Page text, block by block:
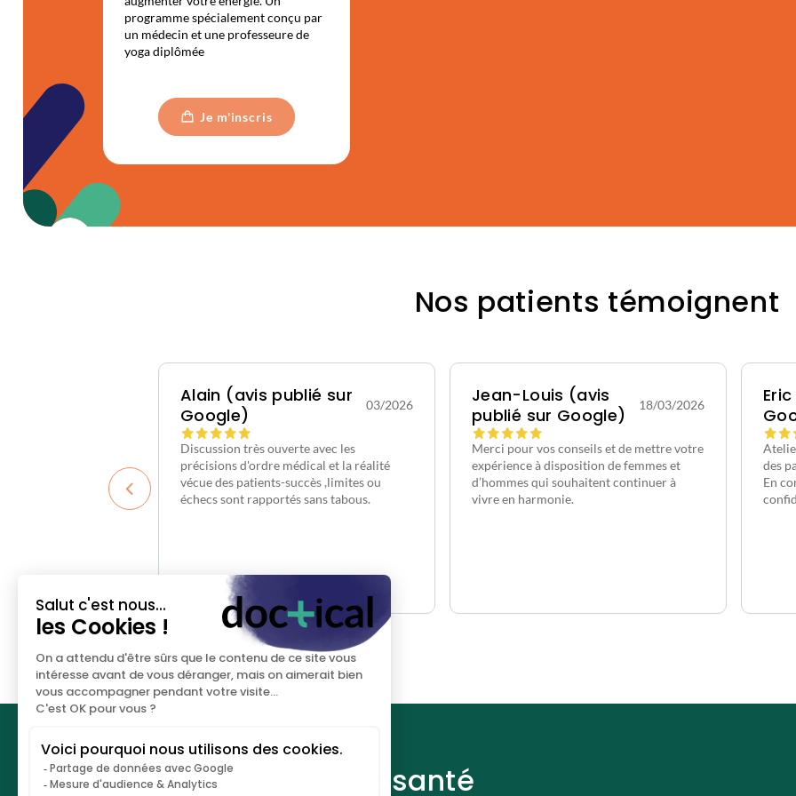
programme spécialement conçu par
un médecin et une professeure de
yoga diplômée
Nos patients témoignent
les discussions
Alain (avis publié sur
Google)
03/2026
Discussion très ouverte avec les
précisions d'ordre médical et la réalité
vécue des patients-succès ,limites ou
échecs sont rapportés sans tabous.
Jean-Louis (avis
publié sur Google)
18/03/2026
Merci pour vos conseils et de mettre votre
expérience à disposition de femmes et
d’hommes qui souhaitent continuer à
vivre en harmonie.
des
En
Les clés de votre santé